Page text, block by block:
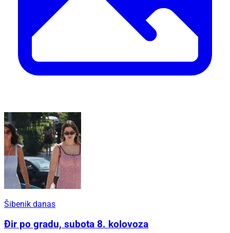
Šibenik danas
Đir po gradu, subota 8. kolovoza